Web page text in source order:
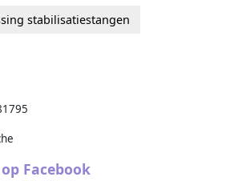
stabilisatiestangen